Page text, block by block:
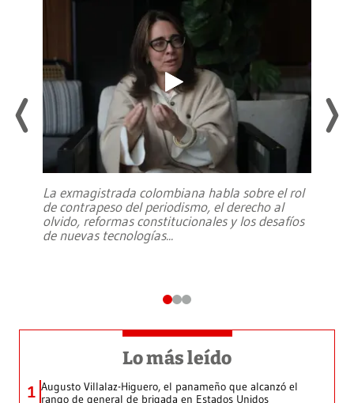
La exmagistrada colombiana habla sobre el rol
de contrapeso del periodismo, el derecho al
olvido, reformas constitucionales y los desafíos
de nuevas tecnologías...
Lo más leído
1 Augusto Villalaz-Higuero, el panameño que alcanzó el
rango de general de brigada en Estados Unidos